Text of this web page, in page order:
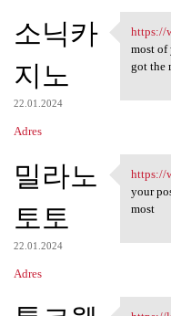
소닉카
지노
22.01.2024
Adres
https://
most of
got the
밀라노
토토
22.01.2024
Adres
https://
your
most